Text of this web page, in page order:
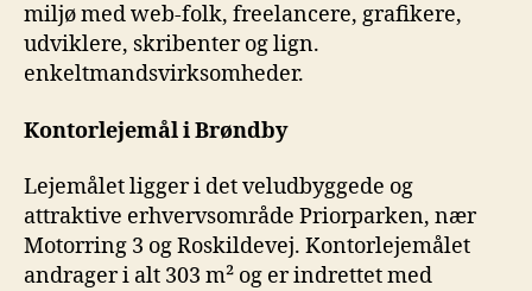
miljø med web-folk, freelancere, grafikere,
udviklere, skribenter og lign.
enkeltmandsvirksomheder.
Kontorlejemål i Brøndby
Lejemålet ligger i det veludbyggede og
attraktive erhvervsområde Priorparken, nær
Motorring 3 og Roskildevej. Kontorlejemålet
andrager i alt 303 m² og er indrettet med